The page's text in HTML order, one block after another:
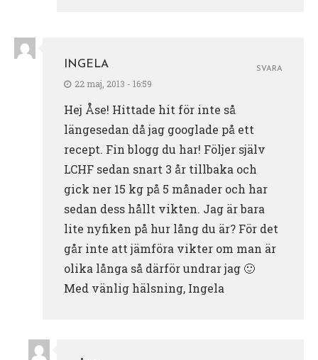
INGELA
22 maj, 2013 - 16:59
Hej Åse! Hittade hit för inte så
längesedan då jag googlade på ett
recept. Fin blogg du har! Följer själv
LCHF sedan snart 3 år tillbaka och
gick ner 15 kg på 5 månader och har
sedan dess hållt vikten. Jag är bara
lite nyfiken på hur lång du är? För det
går inte att jämföra vikter om man är
olika långa så därför undrar jag 🙂
Med vänlig hälsning, Ingela
SVARA